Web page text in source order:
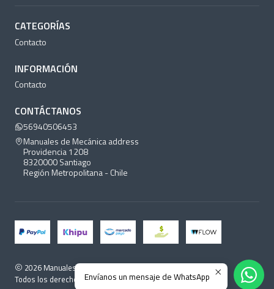
CATEGORÍAS
Contacto
INFORMACIÓN
Contacto
CONTÁCTANOS
56940506453
Manuales de Mecánica address
Providencia 1208
8320000 Santiago
Región Metropolitana - Chile
2026 Manuales de Mecánica.
Todos los derechos reservados. Desarrollado por Jumpseller
Envíanos un mensaje de WhatsApp